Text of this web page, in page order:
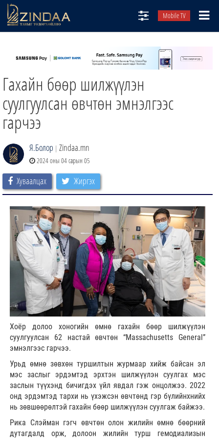
Mobile TV
ТВ8
ӨГЛӨӨНИЙ СОНИН
ЗИНДАА СЭТГҮҮЛ
Гахайн бөөр шилжүүлэн
суулгуулсан өвчтөн эмнэлгээс
гарчээ
Я.Болор | Zindaa.mn
2024 оны 04 сарын 05
Хуваалцах Жиргэх
Хоёр долоо хоногийн өмнө гахайн бөөр шилжүүлэн
суулгуулсан 62 настай өвчтөн “Massachusetts General”
эмнэлгээс гарчээ.
Урьд өмнө зөвхөн туршилтын журмаар хийж байсан эл
мэс заслыг эрдэмтэд эрхтэн шилжүүлэн суулгах мэс
заслын түүхэнд бичигдэх үйл явдал гэж онцолжээ. 2022
онд эрдэмтэд тархи нь үхэжсэн өвчтөнд гэр бүлийнхнийх
нь зөвшөөрөлтэй гахайн бөөр шилжүүлэн суулгаж байжээ.
Рика Слэйман гэгч өвчтөн олон жилийн өмнө бөөрний
дутагдалд орж, долоон жилийн турш гемодиализын